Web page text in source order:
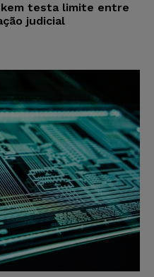
testa limite entre
judicial